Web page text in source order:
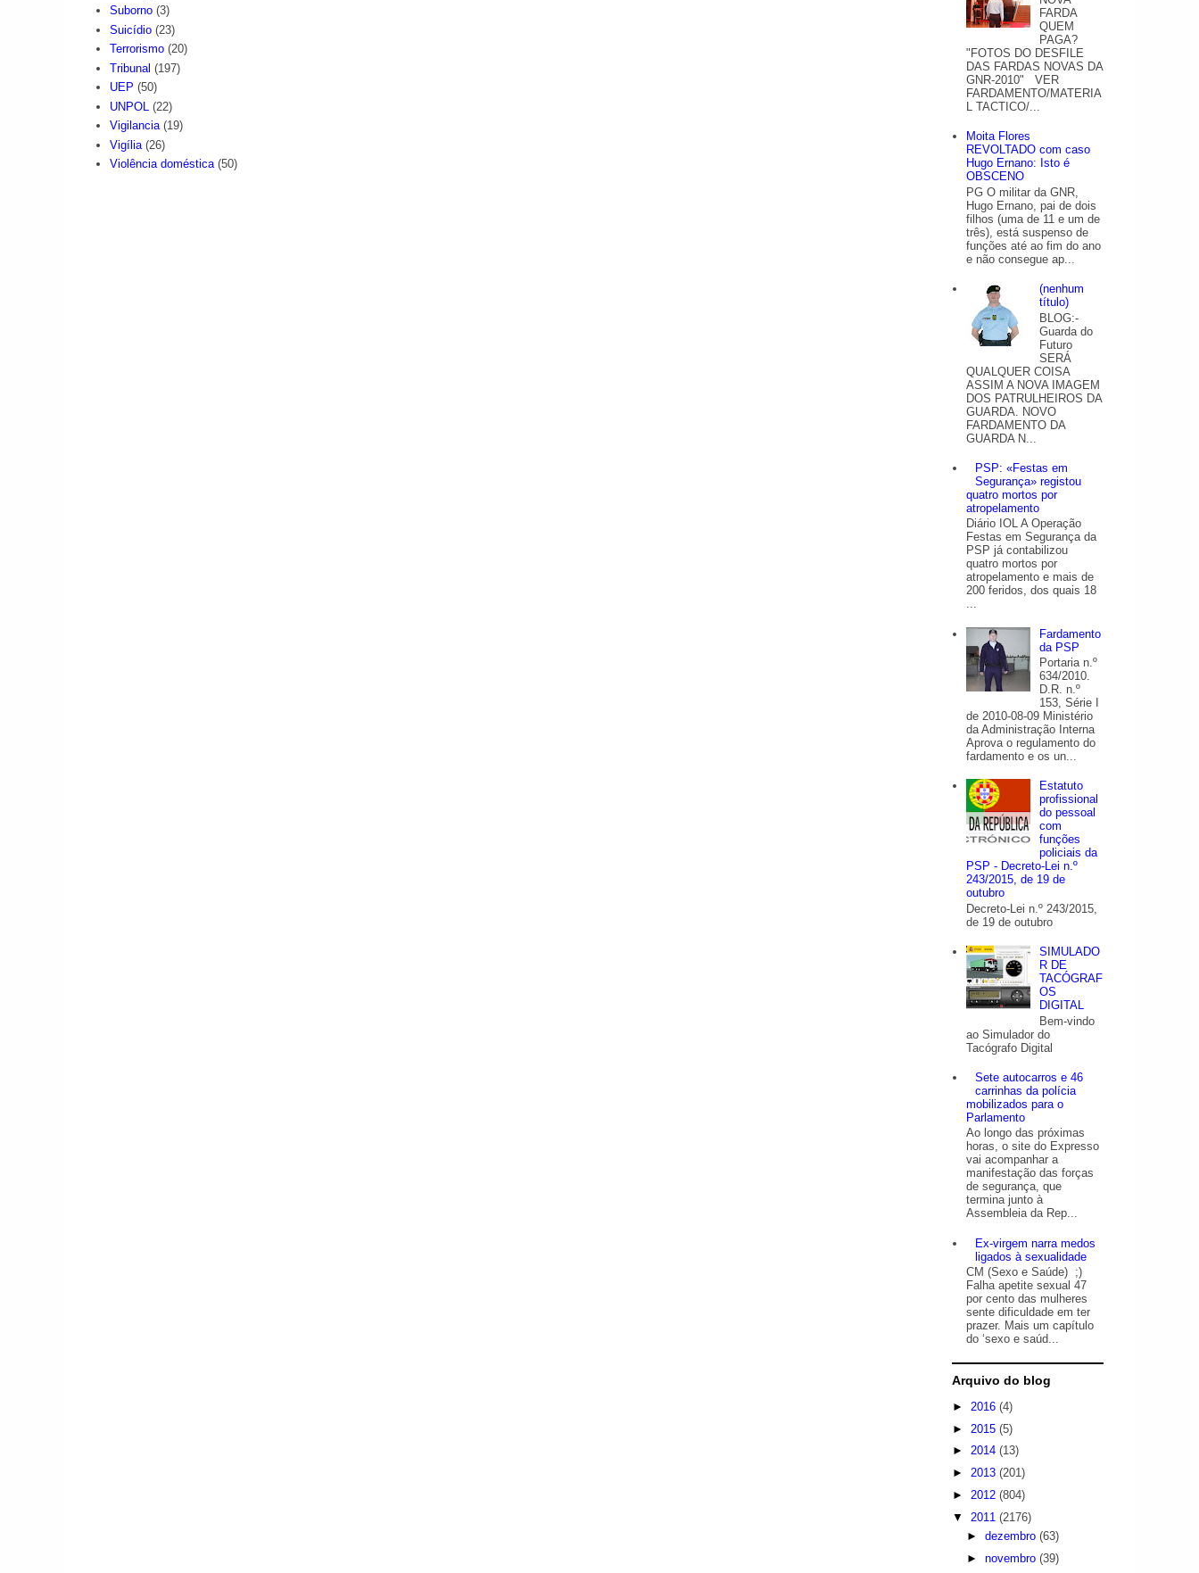
Suborno (3)
Suicídio (23)
Terrorismo (20)
Tribunal (197)
UEP (50)
UNPOL
(22)
Vigilancia (19)
Vigília (26)
Violência doméstica (50)
FARDA
QUEM
PAGA?
"FOTOS DO DESFILE
DAS FARDAS NOVAS DA
GNR-2010" VER
FARDAMENTO/MATERIA
L TACTICO/...
Moita Flores
REVOLTADO com caso
Hugo Ernano: Isto é
OBSCENO
PG O militar da GNR,
Hugo Ernano, pai de dois
filhos (uma de 11 e um de
três), está suspenso de
funções até ao fim do ano
e não consegue ap...
(nenhum
título)
BLOG:-
Guarda do
Futuro
SERÁ
QUALQUER COISA
ASSIM A NOVA IMAGEM
DOS PATRULHEIROS DA
GUARDA. NOVO
FARDAMENTO DA
GUARDA N...
PSP: «Festas em
Segurança» registou
quatro mortos por
atropelamento
Diário IOL A Operação
Festas em Segurança da
PSP já contabilizou
quatro mortos por
atropelamento e mais de
200 feridos, dos quais 18
...
Fardamento
da PSP
Portaria n.º
634/2010.
D.R. n.º
153, Série I
de 2010-08-09 Ministério
da Administração Interna
Aprova o regulamento do
fardamento e os un...
Estatuto
profissional
do pessoal
com
funções
policiais da
PSP - Decreto-Lei n.º
243/2015, de 19 de
outubro
Decreto-Lei n.º 243/2015,
de 19 de outubro
SIMULADO
R DE
TACÓGRAF
OS
DIGITAL
Bem-vindo
ao Simulador do
Tacógrafo Digital
Sete autocarros e 46
carrinhas da polícia
mobilizados para o
Parlamento
Ao longo das próximas
horas, o site do Expresso
vai acompanhar a
manifestação das forças
de segurança, que
termina junto à
Assembleia da Rep...
Ex-virgem narra medos
ligados à sexualidade
CM (Sexo e Saúde) ;)
Falha apetite sexual 47
por cento das mulheres
sente dificuldade em ter
prazer. Mais um capítulo
do ‘sexo e saúd...
Arquivo do blog
► 2016 (4)
► 2015 (5)
► 2014 (13)
► 2013 (201)
► 2012 (804)
▼ 2011 (2176)
► dezembro (63)
► novembro (39)